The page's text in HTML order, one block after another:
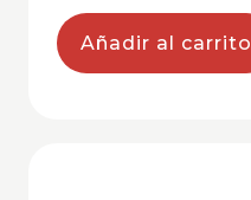
Añadir al carrito